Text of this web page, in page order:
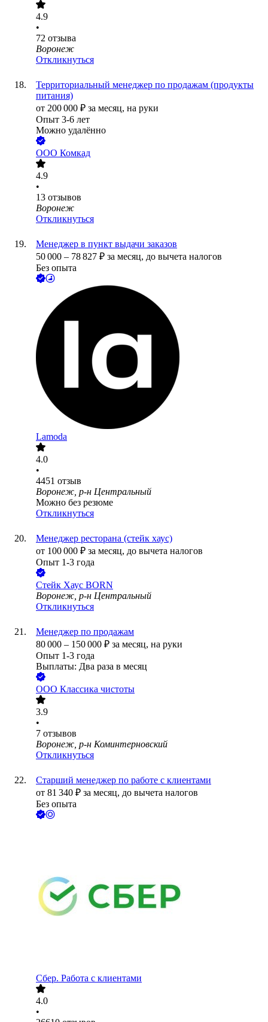
4.9
•
72 отзыва
Воронеж
Откликнуться
Территориальный менеджер по продажам (продукты
питания)
от 200 000 ₽ за месяц, на руки
Опыт 3-6 лет
Можно удалённо
ООО Комкад
4.9
•
13 отзывов
Воронеж
Откликнуться
Менеджер в пункт выдачи заказов
50 000 – 78 827 ₽ за месяц, до вычета налогов
Без опыта
Lamoda
4.0
•
4451 отзыв
Воронеж, р-н Центральный
Можно без резюме
Откликнуться
Менеджер ресторана (стейк хаус)
от 100 000 ₽ за месяц, до вычета налогов
Опыт 1-3 года
Стейк Хаус BORN
Воронеж, р-н Центральный
Откликнуться
Менеджер по продажам
80 000 – 150 000 ₽ за месяц, на руки
Опыт 1-3 года
Выплаты: Два раза в месяц
ООО Классика чистоты
3.9
•
7 отзывов
Воронеж, р-н Коминтерновский
Откликнуться
Старший менеджер по работе с клиентами
от 81 340 ₽ за месяц, до вычета налогов
Без опыта
Сбер. Работа с клиентами
4.0
•